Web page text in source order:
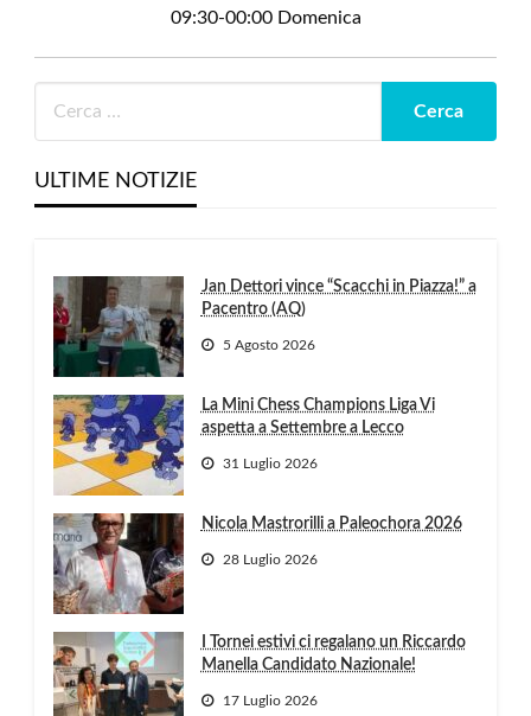
09:30-00:00 Domenica
ULTIME NOTIZIE
Jan Dettori vince “Scacchi in Piazza!” a
Pacentro (AQ)
5 Agosto 2026
La Mini Chess Champions Liga Vi
aspetta a Settembre a Lecco
31 Luglio 2026
Nicola Mastrorilli a Paleochora 2026
28 Luglio 2026
I Tornei estivi ci regalano un Riccardo
Manella Candidato Nazionale!
17 Luglio 2026